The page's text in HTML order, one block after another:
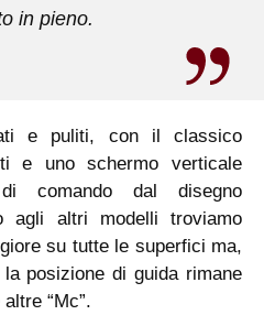
in pieno.
e puliti, con il classico
e uno schermo verticale
comando dal disegno
agli altri modelli troviamo
su tutte le superfici ma,
posizione di guida rimane
“Mc”.